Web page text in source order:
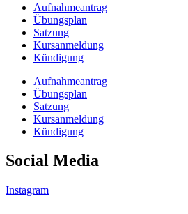
Aufnahmeantrag
Übungsplan
Satzung
Kursanmeldung
Kündigung
Aufnahmeantrag
Übungsplan
Satzung
Kursanmeldung
Kündigung
Social Media
Instagram